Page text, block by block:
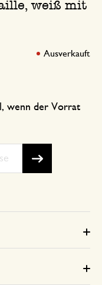
weiß mit
wenn der Vorrat
Ausverkauft